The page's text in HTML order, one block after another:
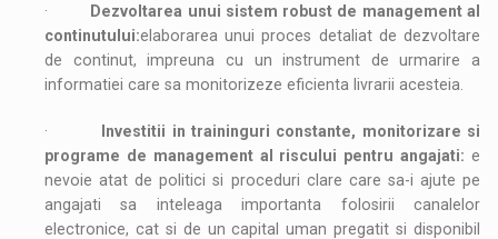
·
Dezvoltarea unui sistem robust de management al
continutului:elaborarea unui proces detaliat de dezvoltare
de continut, impreuna cu un instrument de urmarire a
informatiei care sa monitorizeze eficienta livrarii acesteia.
·
Investitii in traininguri constante, monitorizare si
programe de management al riscului pentru angajati: e
nevoie atat de politici si proceduri clare care sa-i ajute pe
angajati sa inteleaga importanta folosirii canalelor
electronice, cat si de un capital uman pregatit si disponibil